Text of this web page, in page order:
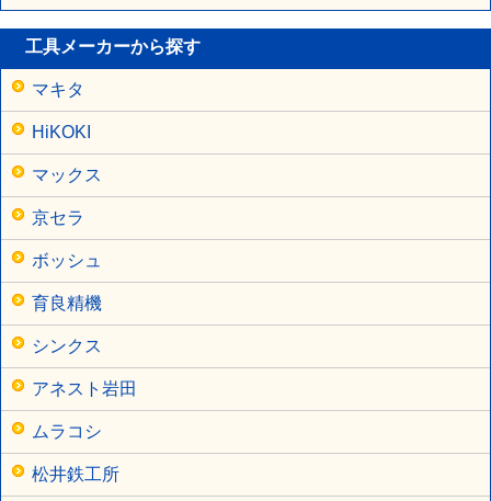
工具メーカーから探す
マキタ
HiKOKI
マックス
京セラ
ボッシュ
育良精機
シンクス
アネスト岩田
ムラコシ
松井鉄工所